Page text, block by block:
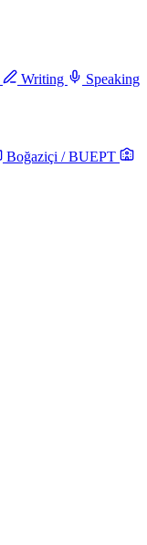
Writing Speaking
Boğaziçi / BUEPT